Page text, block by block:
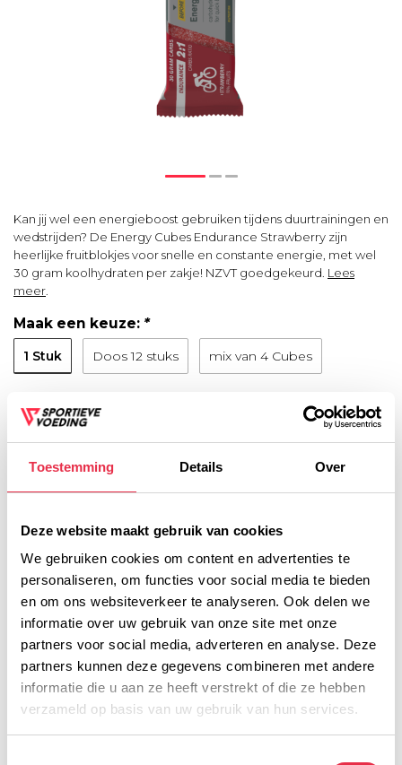
Toestemming Details Over
Deze website maakt gebruik van cookies
We gebruiken cookies om content en advertenties te
personaliseren, om functies voor social media te bieden
en om ons websiteverkeer te analyseren. Ook delen we
informatie over uw gebruik van onze site met onze
partners voor social media, adverteren en analyse. Deze
partners kunnen deze gegevens combineren met andere
informatie die u aan ze heeft verstrekt of die ze hebben
verzameld op basis van uw gebruik van hun services.
Kan jij wel een energieboost gebruiken tijdens duurtrainingen en
wedstrijden? De Energy Cubes Endurance Strawberry zijn
heerlijke fruitblokjes voor snelle en constante energie, met wel
30 gram koolhydraten per zakje! NZVT goedgekeurd. Lees
meer
Maak een keuze: *
1 Stuk Doos 12 stuks mix van 4 Cubes
2,20 Incl. btw Op voorraad
TOEVOEGEN AAN
Voor 16:00 besteld, dezelfde werkdag verzonden!
Gratis verzending vanaf € 45,- (NL)
Gratis cadeau vanaf € 75,-
Productomschrijving